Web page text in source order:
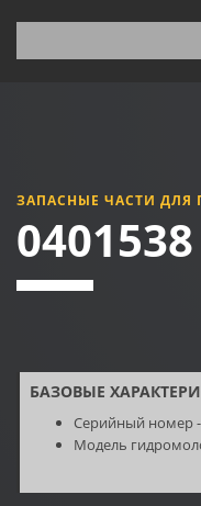
ЗАПАСНЫЕ ЧАСТИ ДЛЯ
БАЗОВЫЕ
Серийный номер -
Модель